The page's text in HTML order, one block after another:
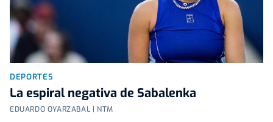
DEPORTES
La espiral negativa de Sabalenka
EDUARDO OYARZABAL | NTM